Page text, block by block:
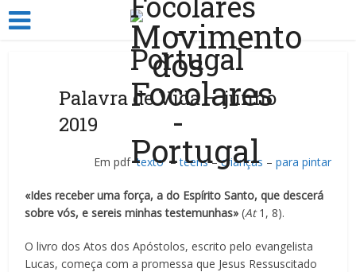
Palavra de Vida – junho
2019
Em pdftexto–teens–crianças – para pintar
«Ides receber uma força, a do Espírito Santo, que descerá
sobre vós, e sereis minhas testemunhas»(At1, 8).
O livro dos Atos dos Apóstolos, escrito pelo evangelista
Lucas, começa com a promessa que Jesus Ressuscitado